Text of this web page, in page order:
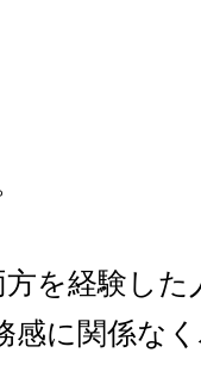
方を経験し
感に関係な